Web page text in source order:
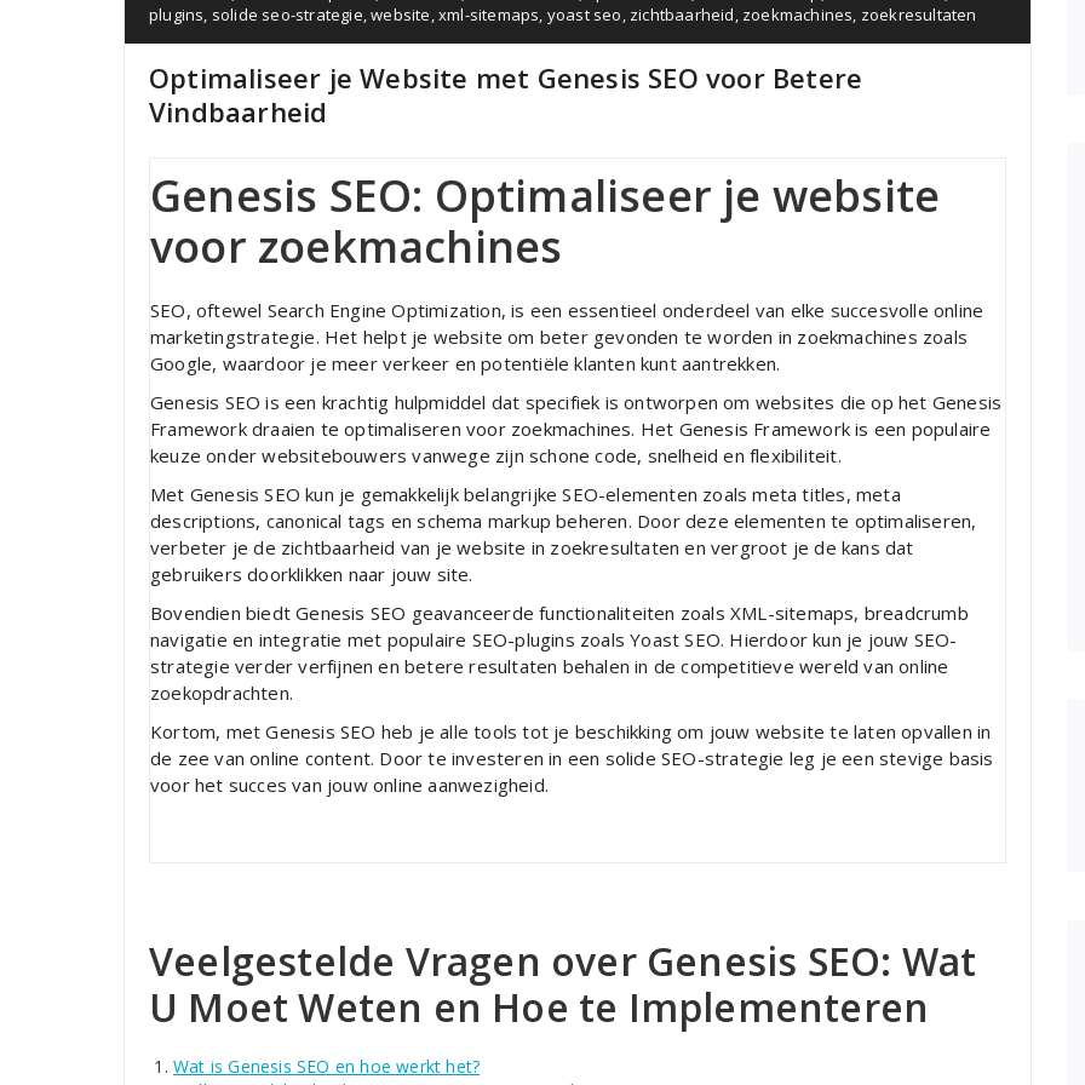
plugins, solide seo-strategie,website,xml-sitemaps, yoast seo, zichtbaarheid, zoekmachines, zoekresultaten
Optimaliseer je Website met Genesis SEO voor Betere
Vindbaarheid
Genesis SEO: Optimaliseer je website
voor zoekmachines
SEO, oftewel Search Engine Optimization, is een essentieel onderdeel van elke succesvolle online
marketingstrategie. Het helpt je website om beter gevonden te worden in zoekmachines zoals
Google, waardoor je meer verkeer en potentiële klanten kunt aantrekken.
Genesis SEO is een krachtig hulpmiddel dat specifiek is ontworpen om websites die op het Genesis
Framework draaien te optimaliseren voor zoekmachines. Het Genesis Framework is een populaire
keuze onder websitebouwers vanwege zijn schone code, snelheid en flexibiliteit.
Met Genesis SEO kun je gemakkelijk belangrijke SEO-elementen zoals meta titles, meta
descriptions, canonical tags en schema markup beheren. Door deze elementen te optimaliseren,
verbeter je de zichtbaarheid van je website in zoekresultaten en vergroot je de kans dat
gebruikers doorklikken naar jouw site.
Bovendien biedt Genesis SEO geavanceerde functionaliteiten zoals XML-sitemaps, breadcrumb
navigatie en integratie met populaire SEO-plugins zoals Yoast SEO. Hierdoor kun je jouw SEO-
strategie verder verfijnen en betere resultaten behalen in de competitieve wereld van online
zoekopdrachten.
Kortom, met Genesis SEO heb je alle tools tot je beschikking om jouw website te laten opvallen in
de zee van online content. Door te investeren in een solide SEO-strategie leg je een stevige basis
voor het succes van jouw online aanwezigheid.
Veelgestelde Vragen over Genesis SEO: Wat
U Moet Weten en Hoe te Implementeren
Wat is Genesis SEO en hoe werkt het?